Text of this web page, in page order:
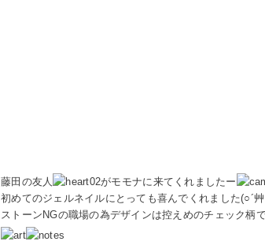
藤田の友人
がモモナに来てくれましたー
初めてのジェルネイルにとっても喜んでくれました(○´
ストーンNGの職場の為デザインは控えめのチェック柄